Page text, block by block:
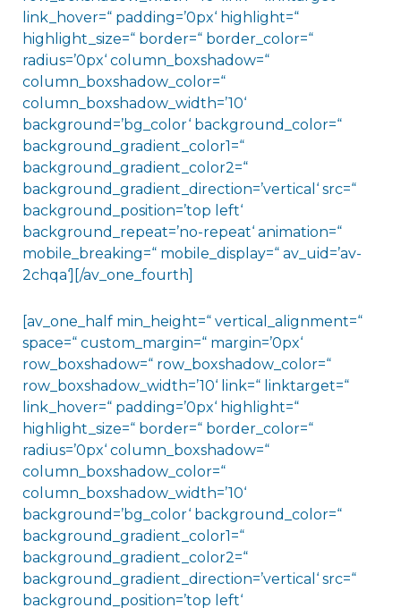
link_hover=“ padding=’0px‘ highlight=“
highlight_size=“ border=“ border_color=“
radius=’0px‘ column_boxshadow=“
column_boxshadow_color=“
column_boxshadow_width=’10‘
background=’bg_color‘ background_color=“
background_gradient_color1=“
background_gradient_color2=“
background_gradient_direction=’vertical‘ src=“
background_position=’top left‘
background_repeat=’no-repeat‘ animation=“
mobile_breaking=“ mobile_display=“ av_uid=’av-
2chqa‘][/av_one_fourth]
[av_one_half min_height=“ vertical_alignment=“
space=“ custom_margin=“ margin=’0px‘
row_boxshadow=“ row_boxshadow_color=“
row_boxshadow_width=’10‘ link=“ linktarget=“
link_hover=“ padding=’0px‘ highlight=“
highlight_size=“ border=“ border_color=“
radius=’0px‘ column_boxshadow=“
column_boxshadow_color=“
column_boxshadow_width=’10‘
background=’bg_color‘ background_color=“
background_gradient_color1=“
background_gradient_color2=“
background_gradient_direction=’vertical‘ src=“
background_position=’top left‘